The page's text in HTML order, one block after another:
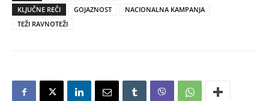
KLJUČNE REČI
GOJAZNOST
NACIONALNA KAMPANJA
TEŽI RAVNOTEŽI